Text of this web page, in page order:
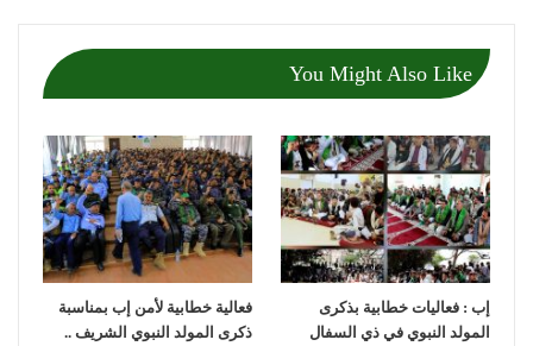
You Might Also Like
إب : فعاليات خطابية بذكرى
المولد النبوي في ذي السفال
فعالية خطابية لأمن إب بمناسبة
ذكرى المولد النبوي الشريف ..